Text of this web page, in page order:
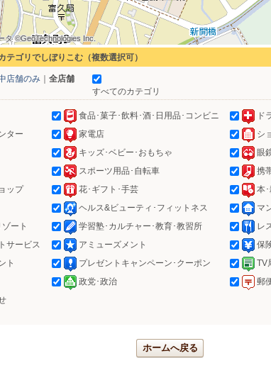
タ ©GeoTechnologies Inc.
タ ©GeoTechnologies Inc.
タ ©GeoTechnologies Inc.
タ ©GeoTechnologies Inc.
タ ©GeoTechnologies Inc.
タ ©GeoTechnologies Inc.
タ ©GeoTechnologies Inc.
タ ©GeoTechnologies Inc.
タ ©GeoTechnologies Inc.
テゴリでしぼりこむ（複数選択可）
店舗のみ
全店舗
すべてのカテゴリ
食品･菓子･飲料･酒･日用品･コンビニ
ド
ター
家電店
シ
キッズ･ベビー･おもちゃ
眼
スポーツ用品･自転車
携
ップ
花･ギフト･手芸
本
ヘルス&ビューティ･フィットネス
マ
ート
学習塾･カルチャー･教育･教習所
レ
サービス
アミューズメント
保
ト
プレゼントキャンペーン･クーポン
TV
政党･政治
郵
ホームへ戻る